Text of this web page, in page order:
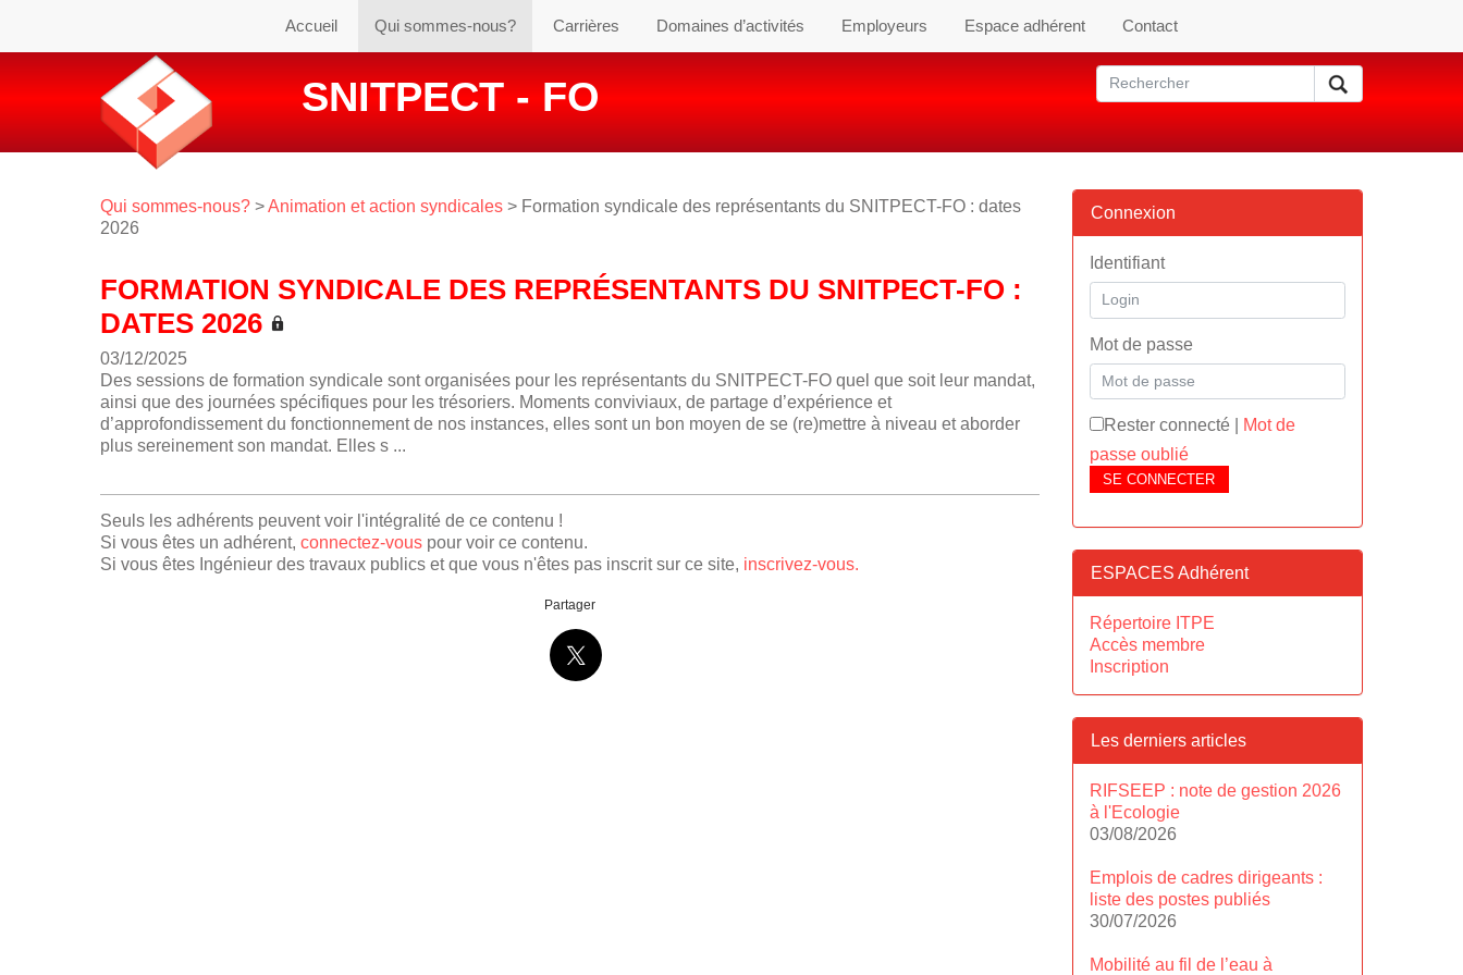
Accueil Qui sommes-nous? Carrières Domaines d’activités Employeurs Espace adhérent Contact
SNITPECT - FO
Qui sommes-nous? >Animation et action syndicales > Formation syndicale des représentants du SNITPECT-FO : dates
2026
FORMATION SYNDICALE DES REPRÉSENTANTS DU SNITPECT-FO :
DATES 2026
03/12/2025
Des sessions de formation syndicale sont organisées pour les représentants du SNITPECT-FO quel que soit leur mandat,
ainsi que des journées spécifiques pour les trésoriers. Moments conviviaux, de partage d’expérience et
d’approfondissement du fonctionnement de nos instances, elles sont un bon moyen de se (re)mettre à niveau et aborder
plus sereinement son mandat. Elles s ...
Seuls les adhérents peuvent voir l'intégralité de ce contenu !
Si vous êtes un adhérent, connectez-vous pour voir ce contenu.
Si vous êtes Ingénieur des travaux publics et que vous n'êtes pas inscrit sur ce site, inscrivez-vous.
Partager
Connexion
Identifiant
Mot de passe
Rester connecté|
Mot de
passe oublié
SE CONNECTER
ESPACES Adhérent
Répertoire ITPE
Accès membre
Inscription
Les derniers articles
RIFSEEP : note de gestion 2026
à l'Ecologie
03/08/2026
Emplois de cadres dirigeants :
liste des postes publiés
30/07/2026
Mobilité au fil de l’eau à